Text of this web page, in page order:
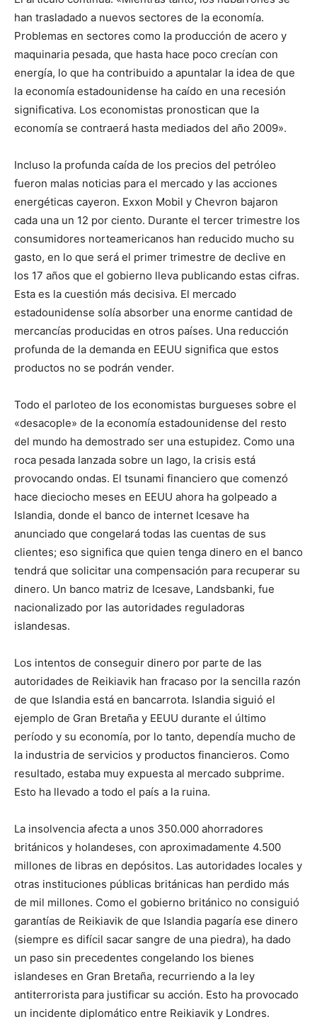
han trasladado a nuevos sectores de la economía.
Problemas en sectores como la producción de acero y
maquinaria pesada, que hasta hace poco crecían con
energía, lo que ha contribuido a apuntalar la idea de que
la economía estadounidense ha caído en una recesión
significativa. Los economistas pronostican que la
economía se contraerá hasta mediados del año 2009».
Incluso la profunda caída de los precios del petróleo
fueron malas noticias para el mercado y las acciones
energéticas cayeron. Exxon Mobil y Chevron bajaron
cada una un 12 por ciento. Durante el tercer trimestre los
consumidores norteamericanos han reducido mucho su
gasto, en lo que será el primer trimestre de declive en
los 17 años que el gobierno lleva publicando estas cifras.
Esta es la cuestión más decisiva. El mercado
estadounidense solía absorber una enorme cantidad de
mercancías producidas en otros países. Una reducción
profunda de la demanda en EEUU significa que estos
productos no se podrán vender.
Todo el parloteo de los economistas burgueses sobre el
«desacople» de la economía estadounidense del resto
del mundo ha demostrado ser una estupidez. Como una
roca pesada lanzada sobre un lago, la crisis está
provocando ondas. El tsunami financiero que comenzó
hace dieciocho meses en EEUU ahora ha golpeado a
Islandia, donde el banco de internet Icesave ha
anunciado que congelará todas las cuentas de sus
clientes; eso significa que quien tenga dinero en el banco
tendrá que solicitar una compensación para recuperar su
dinero. Un banco matriz de Icesave, Landsbanki, fue
nacionalizado por las autoridades reguladoras
islandesas.
Los intentos de conseguir dinero por parte de las
autoridades de Reikiavik han fracaso por la sencilla razón
de que Islandia está en bancarrota. Islandia siguió el
ejemplo de Gran Bretaña y EEUU durante el último
período y su economía, por lo tanto, dependía mucho de
la industria de servicios y productos financieros. Como
resultado, estaba muy expuesta al mercado subprime.
Esto ha llevado a todo el país a la ruina.
La insolvencia afecta a unos 350.000 ahorradores
británicos y holandeses, con aproximadamente 4.500
millones de libras en depósitos. Las autoridades locales y
otras instituciones públicas británicas han perdido más
de mil millones. Como el gobierno británico no consiguió
garantías de Reikiavik de que Islandia pagaría ese dinero
(siempre es difícil sacar sangre de una piedra), ha dado
un paso sin precedentes congelando los bienes
islandeses en Gran Bretaña, recurriendo a la ley
antiterrorista para justificar su acción. Esto ha provocado
un incidente diplomático entre Reikiavik y Londres.